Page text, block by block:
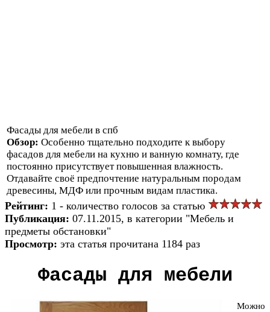
Фасады для мебели в спб
Обзор: Особенно тщательно подходите к выбору
фасадов для мебели на кухню и ванную комнату, где
постоянно присутствует повышенная влажность.
Отдавайте своё предпочтение натуральным породам
древесины, МДФ или прочным видам пластика.
Рейтинг: 1 - количество голосов за статью
Публикация: 07.11.2015, в категории "Мебель и
предметы обстановки"
Просмотр: эта статья прочитана 1184 раз
Фасады для мебели
Можно